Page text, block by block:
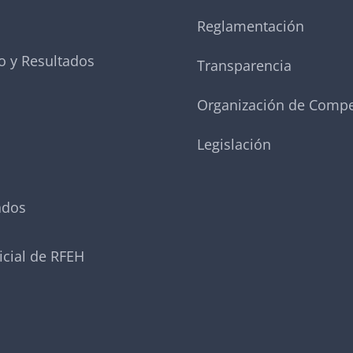
y Resultados
de RFEH
Reglamentación
Transparencia
Organización de
Legislación